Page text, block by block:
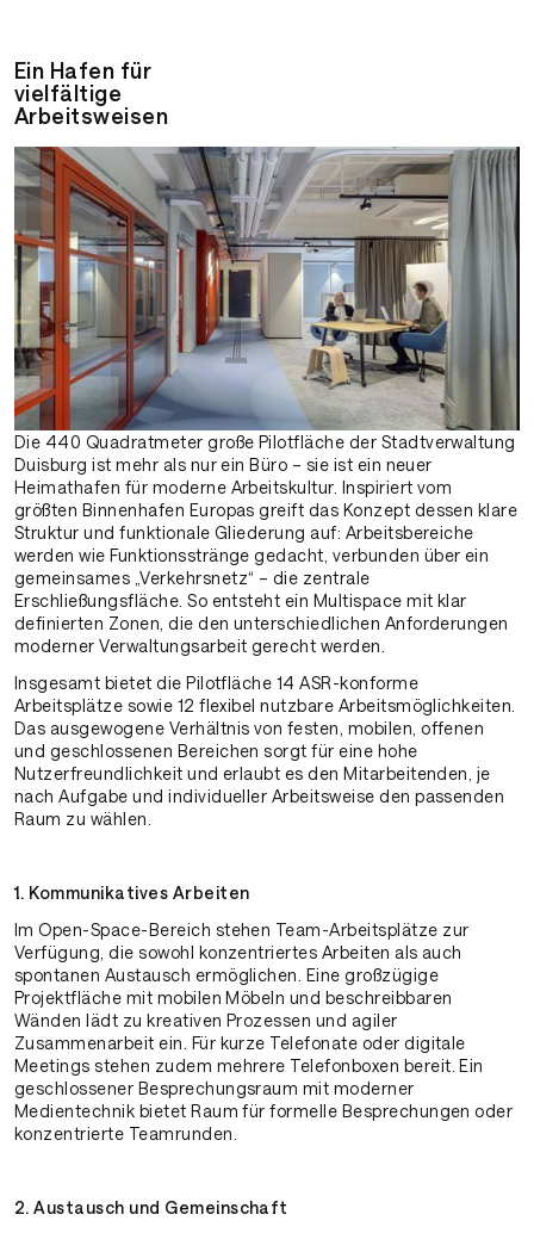
Ein Hafen für
vielfältige
Arbeitsweisen
Die 440 Quadratmeter große Pilotfläche der Stadtverwaltung
Duisburg ist mehr als nur ein Büro – sie ist ein neuer
Heimathafen für moderne Arbeitskultur. Inspiriert vom
größten Binnenhafen Europas greift das Konzept dessen klare
Struktur und funktionale Gliederung auf: Arbeitsbereiche
werden wie Funktionsstränge gedacht, verbunden über ein
gemeinsames „Verkehrsnetz“ – die zentrale
Erschließungsfläche. So entsteht ein Multispace mit klar
definierten Zonen, die den unterschiedlichen Anforderungen
moderner Verwaltungsarbeit gerecht werden.
Insgesamt bietet die Pilotfläche 14 ASR-konforme
Arbeitsplätze sowie 12 flexibel nutzbare Arbeitsmöglichkeiten.
Das ausgewogene Verhältnis von festen, mobilen, offenen
und geschlossenen Bereichen sorgt für eine hohe
Nutzerfreundlichkeit und erlaubt es den Mitarbeitenden, je
nach Aufgabe und individueller Arbeitsweise den passenden
Raum zu wählen.
1. Kommunikatives Arbeiten
Im Open-Space-Bereich stehen Team-Arbeitsplätze zur
Verfügung, die sowohl konzentriertes Arbeiten als auch
spontanen Austausch ermöglichen. Eine großzügige
Projektfläche mit mobilen Möbeln und beschreibbaren
Wänden lädt zu kreativen Prozessen und agiler
Zusammenarbeit ein. Für kurze Telefonate oder digitale
Meetings stehen zudem mehrere Telefonboxen bereit. Ein
geschlossener Besprechungsraum mit moderner
Medientechnik bietet Raum für formelle Besprechungen oder
konzentrierte Teamrunden.
2. Austausch und Gemeinschaft